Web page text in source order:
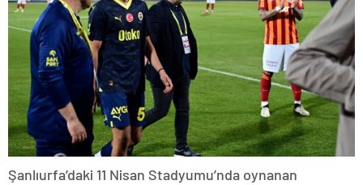
Şanlıurfa’daki 11 Nisan Stadyumu’nda oynanan